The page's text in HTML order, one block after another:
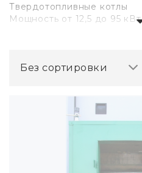
Твердотопливные котлы
Мощность от 12,5 до 95 кВт
Без сортировки